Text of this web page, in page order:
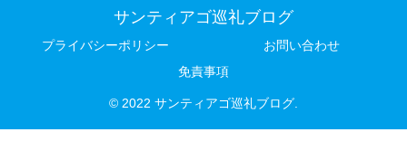
サンティアゴ巡礼ブログ
プライバシーポリシー
お問い合わせ
免責事項
© 2022 サンティアゴ巡礼ブログ.